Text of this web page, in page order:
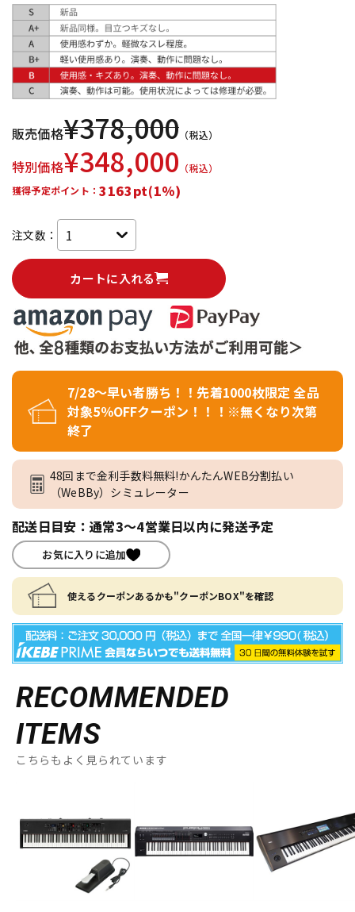
中古 ヴィンテージ
販売価格¥378,000 （税込）
特別価格¥348,000 （税込）
獲得予定ポイント：3163pt(1%)
注文数：
カートに入れる
7/28～早い者勝ち！！先着1000枚限定 全品
対象5％OFFクーポン！！！※無くなり次第
終了
48回まで金利手数料無料!かんたんWEB分割払い
（WeBBy）シミュレーター
配送日目安：通常3～4営業日以内に発送予定
お気に入りに追加
使えるクーポンあるかも"クーポンBOX"を確認
RECOMMENDED
ITEMS
こちらもよく見られています